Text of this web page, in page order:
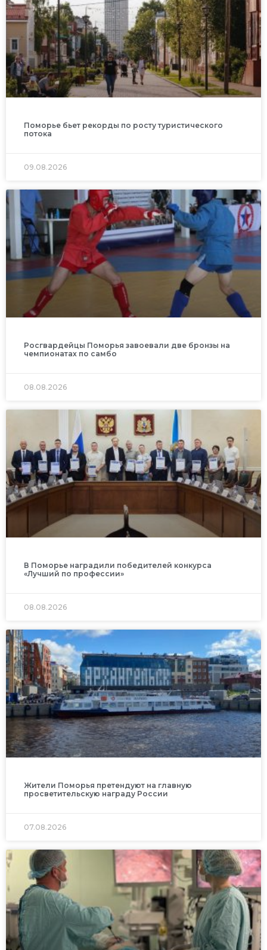
Поморье бьет рекорды по росту туристического
потока
09.08.2026
Росгвардейцы Поморья завоевали две бронзы на
чемпионатах по самбо
08.08.2026
В Поморье наградили победителей конкурса
«Лучший по профессии»
08.08.2026
Жители Поморья претендуют на главную
просветительскую награду России
07.08.2026